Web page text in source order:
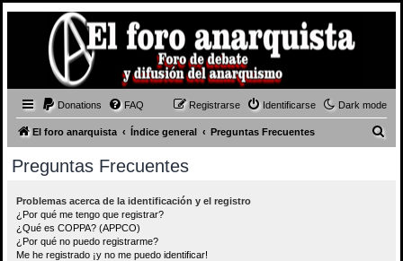
Dark mode
Donations FAQ Identificarse
Registrarse
El foro anarquista Índice general Preguntas Frecuentes
Preguntas Frecuentes
Problemas acerca de la identificación y el registro
¿Por qué me tengo que registrar?
¿Qué es COPPA? (APPCO)
¿Por qué no puedo registrarme?
Me he registrado ¡y no me puedo identificar!